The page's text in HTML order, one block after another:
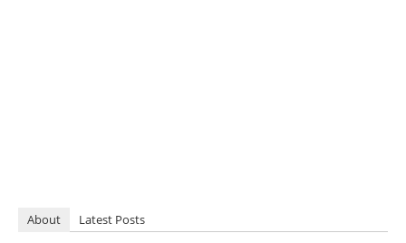
About Latest Posts